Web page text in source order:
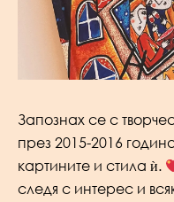
Запознах се с
през 2015-2016
картините и стила ѝ.
следя с интерес и